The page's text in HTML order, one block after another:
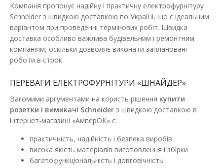
Компанія пропонує надійну і практичну електрофурнітуру
Schneider з швидкою доставкою по Україні, що є ідеальним
варіантом при проведенні термінових робіт. Швидка
доставка особливо важлива будівельним і ремонтним
компаніям, оскільки дозволяє виконати заплановані
роботи в строк.
ПЕРЕВАГИ ЕЛЕКТРОФУРНІТУРИ «ШНАЙДЕР»
Вагомими аргументами на користь рішення купити
розетки і вимикачі Schneider з швидкою доставкою в
інтернет-магазині «АмперОК» є:
практичність, надійність і безпека виробів
висока якість матеріалів виготовлення і збірки
багатофункціональність і довговічність